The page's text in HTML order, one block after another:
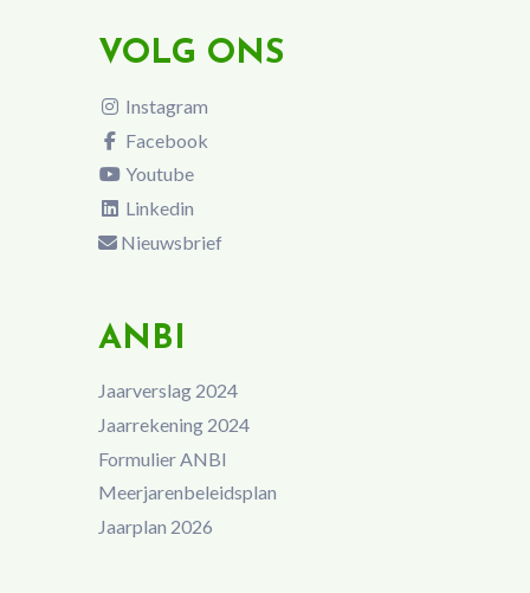
VOLG ONS
Instagram
Facebook
Youtube
Linkedin
Nieuwsbrief
ANBI
Jaarverslag 2024
Jaarrekening 2024
Formulier ANBI
Meerjarenbeleidsplan
Jaarplan 2026